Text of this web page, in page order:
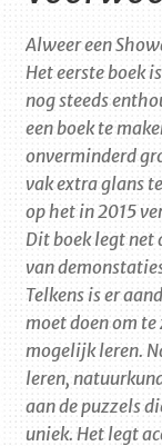
Alweer eenShow
Het eerste boek
nog steeds
een boek te
onverminderd
vak extra glans
op het in 2015
Dit boek legt net
van
Telkens is er
moet doen om
mogelijk leren.
leren,
aan de puzzels
uniek. Het legt